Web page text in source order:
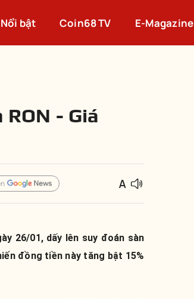
Nổi bật Coin68 TV E-Magazine
- Giá
26/01, dấy lên suy đoán sàn
đồng tiền này tăng bật 15%